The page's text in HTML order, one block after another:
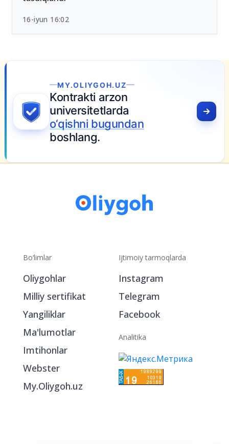
16-iyun 16:02
arzon
bugundan
Bo‘limlar
Oliygohlar
Imtihonlar
Ijtimoiy tarmoqlarda
Telegram
Facebook
Analitika